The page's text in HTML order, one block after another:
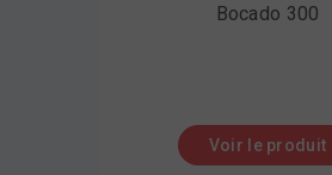
Bocado 300
Voir le produit